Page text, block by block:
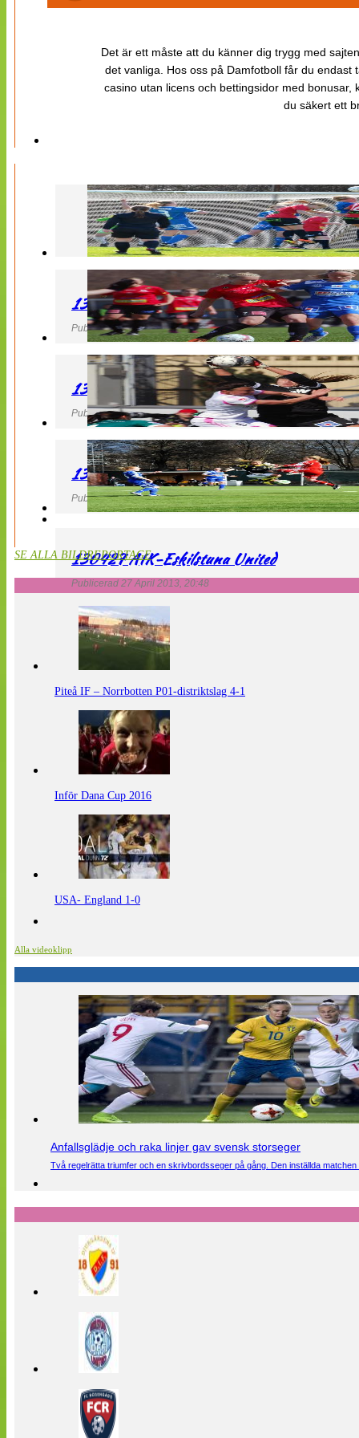
Det är ett måste att du känner dig trygg med
det vanliga. Hos oss på Damfotboll får du
casino utan licens och bettingsidor med
du säkert ett
130427 LB 07 – QBIK
Publicerad 27 April 2013, 22:40
130427 IF Limhamn Bunkeflo – QBIK
Publicerad 27 April 2013, 21:10
130427 LdB FC Malmö – Mallbackens IF
Publicerad 27 April 2013, 20:54
130427 AIK-Eskilstuna United
Publicerad 27 April 2013, 20:48
SE ALLA BILDREPORTAGE
Piteå IF – Norrbotten P01-distriktslag 4-1
Inför Dana Cup 2016
USA- England 1-0
Alla videoklipp
Anfallsglädje och raka linjer gav svensk storseger
Två regelrätta triumfer och en skrivbordsseger på gång. Den inställda